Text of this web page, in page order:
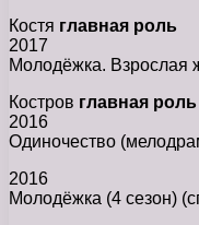
Костя главная роль
2017
Молодёжка. Взрослая
Костров главная роль
2016
Одиночество
2016
Молодёжка (4 сезон)